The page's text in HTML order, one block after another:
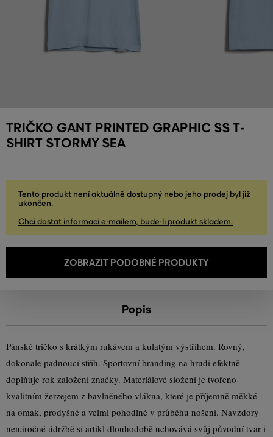
TRIČKO GANT PRINTED GRAPHIC SS T-
SHIRT STORMY SEA
Tento produkt není aktuálně dostupný nebo jeho prodej byl již
ukončen.
Chci dostat informaci e-mailem, bude-li produkt skladem.
ZOBRAZIT PODOBNÉ PRODUKTY
Popis
Pánské tričko s krátkým rukávem a kulatým výstřihem. Rovný,
dokonale padnoucí střih. Sportovní branding na hrudi efektně
doplňuje rok založení značky. Materiálové složení je tvořeno
kvalitním žerzejem z bavlněného vlákna, které je příjemně měkké
na omak, prodyšné a velmi pohodlné v průběhu nošení. Navzdory
nenáročné údržbě si artikl dlouhodobě uchovává svůj původní tvar i